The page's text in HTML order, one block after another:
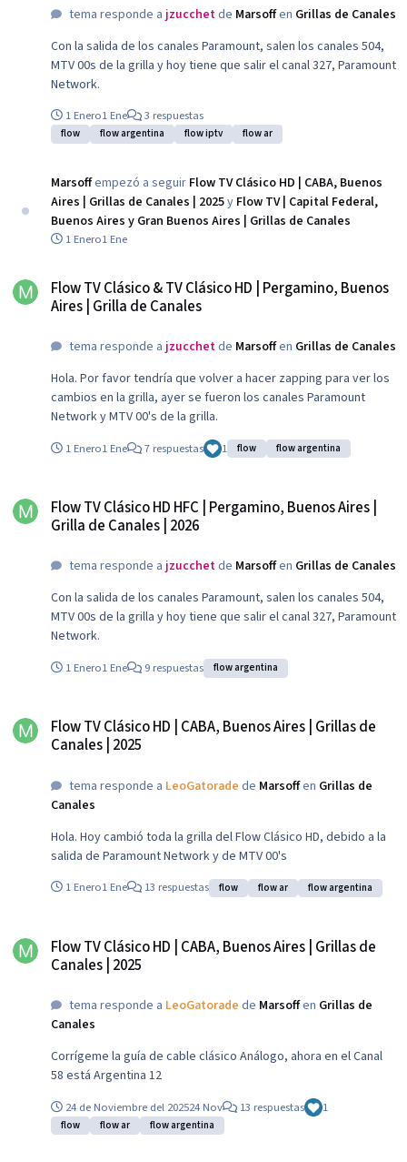
tema responde ajzucchetde Marsoffen Grillas de Canales
Con la salida de los canales Paramount, salen los canales 504,
MTV 00s de la grilla y hoy tiene que salir el canal 327, Paramount
Network.
1 Enero1 Ene 3 respuestas
flow flow argentina flow iptv flow ar
Marsoffempezó a seguir Flow TV Clásico HD | CABA, Buenos
Aires | Grillas de Canales | 2025y Flow TV | Capital Federal,
Buenos Aires y Gran Buenos Aires | Grillas de Canales
1 Enero1 Ene
Flow TV Clásico & TV Clásico HD | Pergamino, Buenos
Aires | Grilla de Canales
tema responde a jzucchetde Marsoffen Grillas de Canales
Hola. Por favor tendría que volver a hacer zapping para ver los
cambios en la grilla, ayer se fueron los canales Paramount
Network y MTV 00's de la grilla.
1 Enero1 Ene 7 respuestas 1 flow flow argentina
Flow TV Clásico HD HFC | Pergamino, Buenos Aires |
Grilla de Canales | 2026
tema responde ajzucchetde Marsoffen Grillas de Canales
Con la salida de los canales Paramount, salen los canales 504,
MTV 00s de la grilla y hoy tiene que salir el canal 327, Paramount
Network.
1 Enero1 Ene 9 respuestas flow argentina
Flow TV Clásico HD | CABA, Buenos Aires | Grillas de
Canales | 2025
tema responde a LeoGatorade de Marsoffen Grillas de
Canales
Hola. Hoy cambió toda la grilla del Flow Clásico HD, debido a la
salida de Paramount Network y de MTV 00's
1 Enero1 Ene 13 respuestas flow flow ar flow argentina
Flow TV Clásico HD | CABA, Buenos Aires | Grillas de
Canales | 2025
tema responde a LeoGatorade de Marsoffen Grillas de
Canales
Corrígeme la guía de cable clásico Análogo, ahora en el Canal
58 está Argentina 12
24 de Noviembre del 202524 Nov 13 respuestas 1
flow flow ar flow argentina